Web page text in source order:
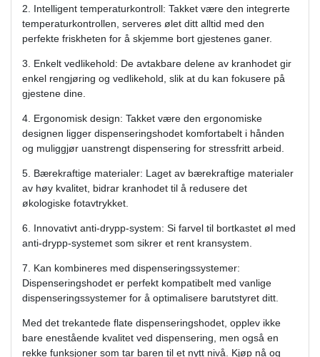
2. Intelligent temperaturkontroll: Takket være den integrerte
temperaturkontrollen, serveres ølet ditt alltid med den
perfekte friskheten for å skjemme bort gjestenes ganer.
3. Enkelt vedlikehold: De avtakbare delene av kranhodet gir
enkel rengjøring og vedlikehold, slik at du kan fokusere på
gjestene dine.
4. Ergonomisk design: Takket være den ergonomiske
designen ligger dispenseringshodet komfortabelt i hånden
og muliggjør uanstrengt dispensering for stressfritt arbeid.
5. Bærekraftige materialer: Laget av bærekraftige materialer
av høy kvalitet, bidrar kranhodet til å redusere det
økologiske fotavtrykket.
6. Innovativt anti-drypp-system: Si farvel til bortkastet øl med
anti-drypp-systemet som sikrer et rent kransystem.
7. Kan kombineres med dispenseringssystemer:
Dispenseringshodet er perfekt kompatibelt med vanlige
dispenseringssystemer for å optimalisere barutstyret ditt.
Med det trekantede flate dispenseringshodet, opplev ikke
bare enestående kvalitet ved dispensering, men også en
rekke funksjoner som tar baren til et nytt nivå. Kjøp nå og